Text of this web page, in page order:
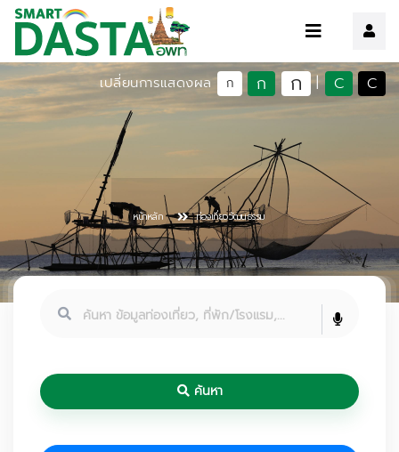
เปลี่ยนการแสดงผล ก ก ก | C C
หน้าหลัก ท่องเที่ยววัฒนธรรม
ค้นหา